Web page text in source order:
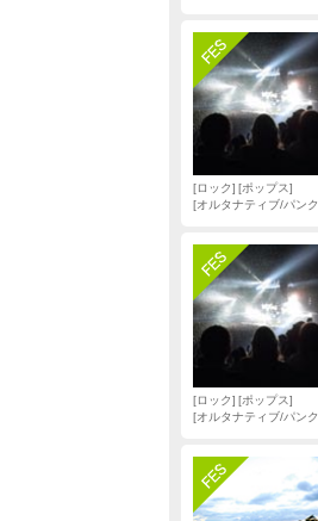
ロック
ポップス
オルタナティブ/パンク
ロック
ポップス
オルタナティブ/パンク